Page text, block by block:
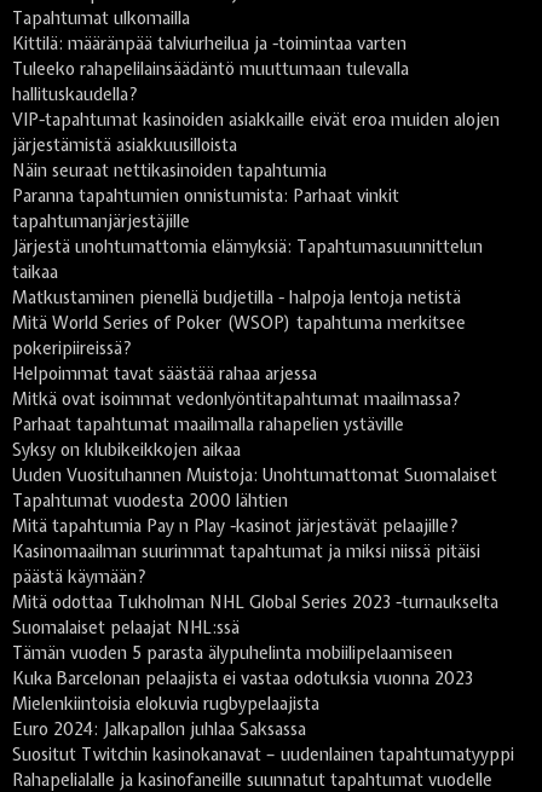
Tapahtumat ulkomailla
Kittilä: määränpää talviurheilua ja -toimintaa varten
Tuleeko rahapelilainsäädäntö muuttumaan tulevalla
hallituskaudella?
VIP-tapahtumat kasinoiden asiakkaille eivät eroa muiden alojen
järjestämistä asiakkuusilloista
Näin seuraat nettikasinoiden tapahtumia
Paranna tapahtumien onnistumista: Parhaat vinkit
tapahtumanjärjestäjille
Järjestä unohtumattomia elämyksiä: Tapahtumasuunnittelun
taikaa
Matkustaminen pienellä budjetilla - halpoja lentoja netistä
Mitä World Series of Poker (WSOP) tapahtuma merkitsee
pokeripiireissä?
Helpoimmat tavat säästää rahaa arjessa
Mitkä ovat isoimmat vedonlyöntitapahtumat maailmassa?
Parhaat tapahtumat maailmalla rahapelien ystäville
Syksy on klubikeikkojen aikaa
Uuden Vuosituhannen Muistoja: Unohtumattomat Suomalaiset
Tapahtumat vuodesta 2000 lähtien
Mitä tapahtumia Pay n Play -kasinot järjestävät pelaajille?
Kasinomaailman suurimmat tapahtumat ja miksi niissä pitäisi
päästä käymään?
Mitä odottaa Tukholman NHL Global Series 2023 -turnaukselta
Suomalaiset pelaajat NHL:ssä
Tämän vuoden 5 parasta älypuhelinta mobiilipelaamiseen
Kuka Barcelonan pelaajista ei vastaa odotuksia vuonna 2023
Mielenkiintoisia elokuvia rugbypelaajista
Euro 2024: Jalkapallon juhlaa Saksassa
Suositut Twitchin kasinokanavat – uudenlainen tapahtumatyyppi
Rahapelialalle ja kasinofaneille suunnatut tapahtumat vuodelle